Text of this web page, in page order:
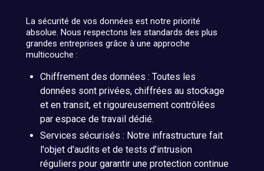
La sécurité de vos données est notre priorité
absolue. Nous respectons les standards des plus
grandes entreprises grâce à une approche
multicouche :
Chiffrement des données : Toutes les
données sont privées, chiffrées au stockage
et en transit, et rigoureusement contrôlées
par espace de travail dédié.
Services sécurisés : Notre infrastructure fait
l'objet d'audits et de tests d’intrusion
réguliers pour garantir une protection continue